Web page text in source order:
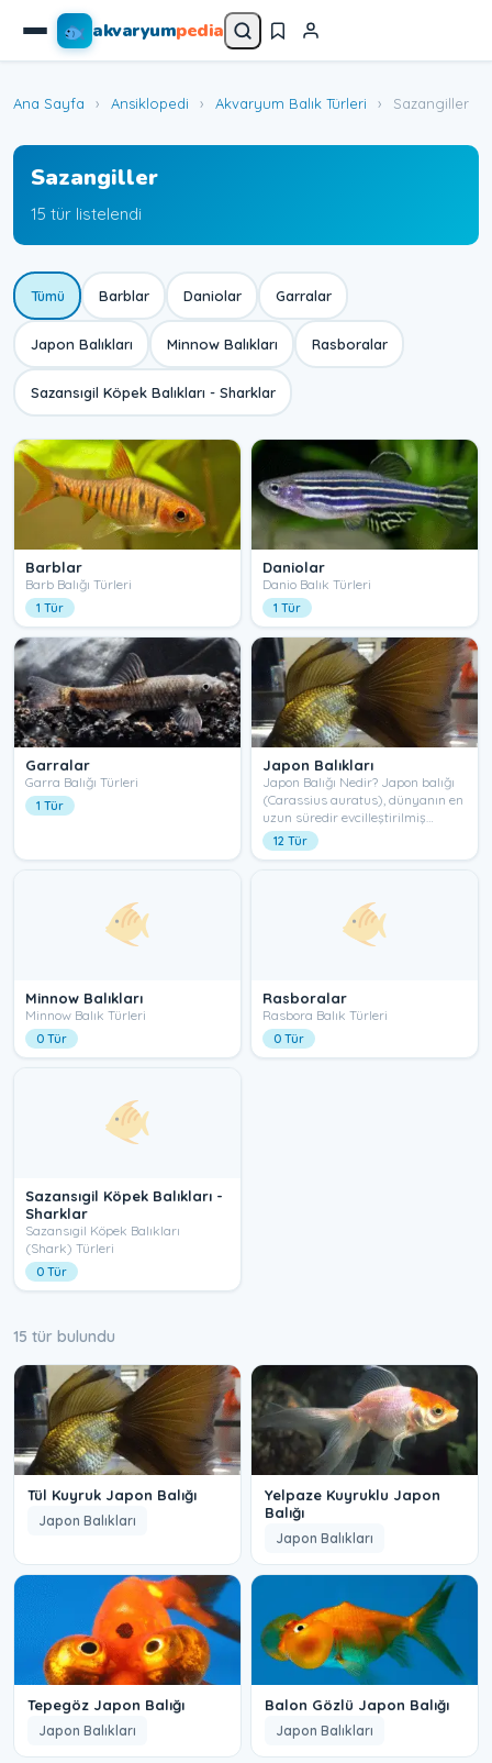
akvaryumpedia
Ana Sayfa › Ansiklopedi › Akvaryum Balık Türleri › Sazangiller
Sazangiller
15 tür listelendi
Tümü Barblar Daniolar Garralar
Japon Balıkları Minnow Balıkları Rasboralar
Sazansıgil Köpek Balıkları - Sharklar
Barblar
Barb Balığı Türleri
1 Tür
Daniolar
Danio Balık Türleri
1 Tür
Garralar
Garra Balığı Türleri
1 Tür
Japon Balıkları
Japon Balığı Nedir? Japon balığı
(Carassius auratus), dünyanın en
uzun süredir evcilleştirilmiş…
12 Tür
Minnow Balıkları
Minnow Balık Türleri
0 Tür
Rasboralar
Rasbora Balık Türleri
0 Tür
Sazansıgil Köpek Balıkları -
Sharklar
Sazansıgil Köpek Balıkları
(Shark) Türleri
0 Tür
15 tür bulundu
Tül Kuyruk Japon Balığı
Japon Balıkları
Yelpaze Kuyruklu Japon
Balığı
Japon Balıkları
Tepegöz Japon Balığı
Japon Balıkları
Balon Gözlü Japon Balığı
Japon Balıkları